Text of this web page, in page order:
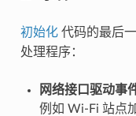
初始化代码的最后
处理程序：
网络接口驱动事
例如 Wi-Fi 站点